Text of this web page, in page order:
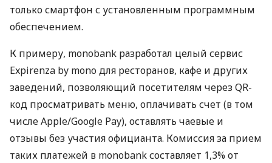
только смартфон с установленным программным
обеспечением.
К примеру, monobank разработал целый сервис
Expirenza by mono для ресторанов, кафе и других
заведений, позволяющий посетителям через QR-
код просматривать меню, оплачивать счет (в том
числе Apple/Google Pay), оставлять чаевые и
отзывы без участия официанта. Комиссия за прием
таких платежей в monobank составляет 1,3% от